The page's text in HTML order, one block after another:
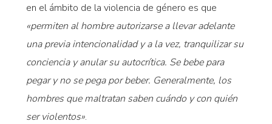
en el ámbito de la violencia de género es que
«permiten al hombre autorizarse a llevar adelante
una previa intencionalidad y a la vez, tranquilizar su
conciencia y anular su autocrítica. Se bebe para
pegar y no se pega por beber. Generalmente, los
hombres que maltratan saben cuándo y con quién
ser violentos».